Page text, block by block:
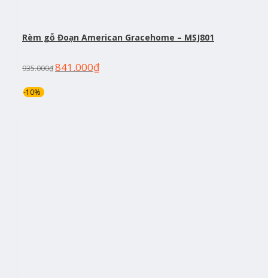
Rèm gỗ Đoạn American Gracehome – MSJ801
935.000₫841.000₫
-10%